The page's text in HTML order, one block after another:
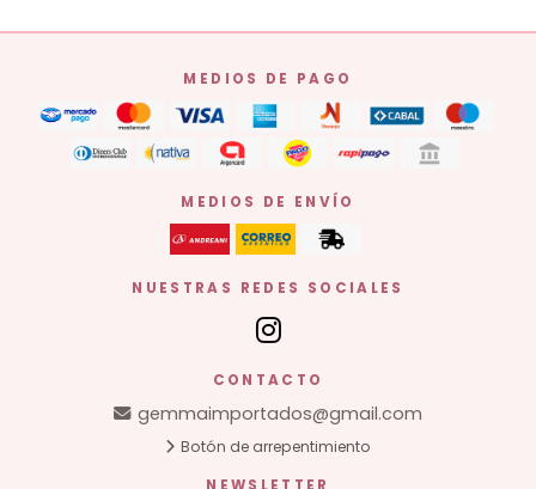
MEDIOS DE PAGO
MEDIOS DE ENVÍO
NUESTRAS REDES SOCIALES
CONTACTO
gemmaimportados@gmail.com
Botón de arrepentimiento